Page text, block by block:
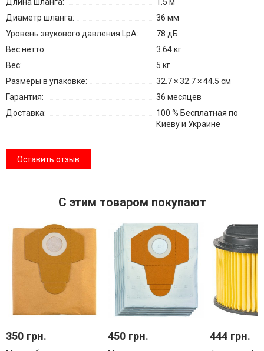
Длина шланга:
1.5 м
Диаметр шланга:
36 мм
Уровень звукового давления LpA:
78 дБ
Вес нетто:
3.64 кг
Вес:
5 кг
Размеры в упаковке:
32.7 × 32.7 × 44.5 см
Гарантия:
36 месяцев
Доставка:
100 % Бесплатная по
Киеву и Украине
Оставить отзыв
С этим товаром покупают
350 грн. 450 грн. 444 грн.